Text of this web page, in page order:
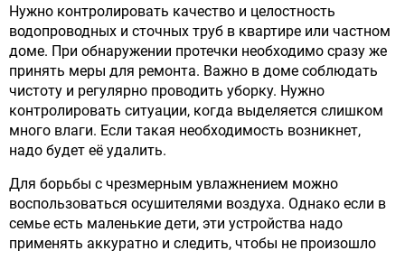
Нужно контролировать качество и целостность
водопроводных и сточных труб в квартире или частном
доме. При обнаружении протечки необходимо сразу же
принять меры для ремонта. Важно в доме соблюдать
чистоту и регулярно проводить уборку. Нужно
контролировать ситуации, когда выделяется слишком
много влаги. Если такая необходимость возникнет,
надо будет её удалить.
Для борьбы с чрезмерным увлажнением можно
воспользоваться осушителями воздуха. Однако если в
семье есть маленькие дети, эти устройства надо
применять аккуратно и следить, чтобы не произошло